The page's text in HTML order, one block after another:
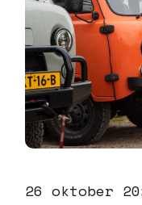
26 oktober